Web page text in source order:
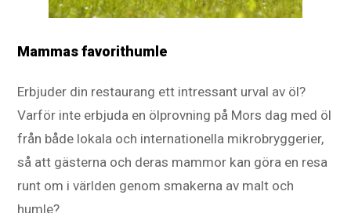
Mammas favorithumle
Erbjuder din restaurang ett intressant urval av öl?
Varför inte erbjuda en ölprovning på Mors dag med öl
från både lokala och internationella mikrobryggerier,
så att gästerna och deras mammor kan göra en resa
runt om i världen genom smakerna av malt och
humle?